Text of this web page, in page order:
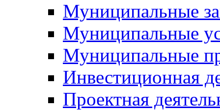
Муниципальные
Муниципальные
Муниципальные
Инвестиционная
Проектная